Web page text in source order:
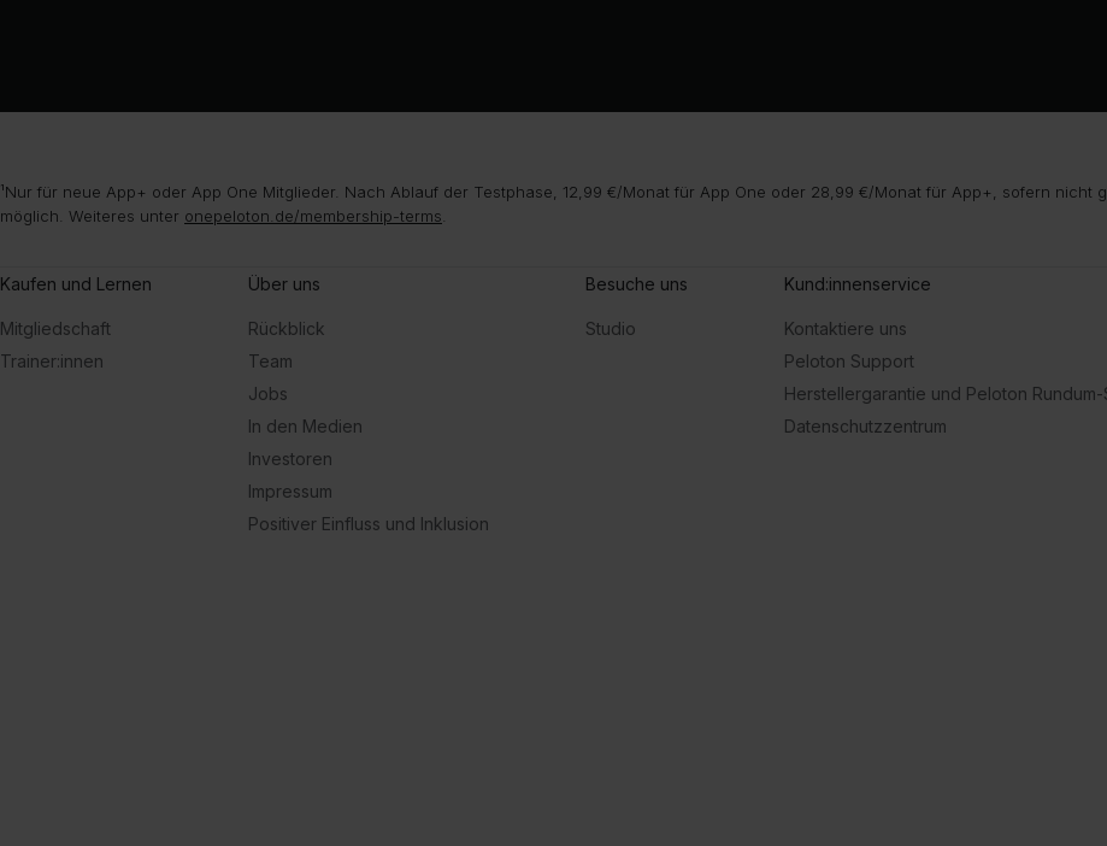
¹Nur für neue App+ oder App One Mitglieder. Nach Ablauf der Testphase, 12,99 €/Monat für App One oder 28,99 €/Monat für App+, sofern
möglich. Weiteres unter onepeloton.de/membership-terms
Kaufen und Lernen
Mitgliedschaft
Trainer:innen
Über uns
Rückblick
Team
Jobs
In den Medien
Investoren
Impressum
Positiver Einfluss und Inklusion
Besuche uns
Studio
Kund:innenservice
Kontaktiere uns
Peloton Support
Herstellergarantie und Peloton Rundum-
Datenschutzzentrum